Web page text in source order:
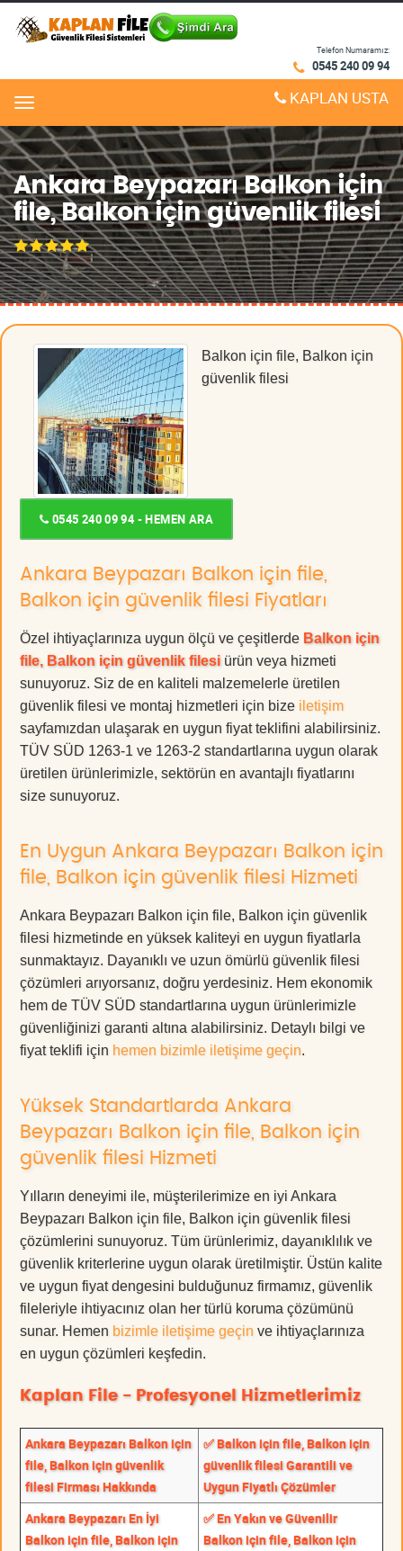
Telefon Numaramız:
0545 240 09 94
Menu KAPLAN USTA
Ankara Beypazarı Balkon için
file, Balkon için güvenlik filesi
Balkon için file, Balkon için
güvenlik filesi
0545 240 09 94 - HEMEN ARA
Ankara Beypazarı Balkon için file,
Balkon için güvenlik filesi Fiyatları
Özel ihtiyaçlarınıza uygun ölçü ve çeşitlerde Balkon için
file, Balkon için güvenlik filesi ürün veya hizmeti
sunuyoruz. Siz de en kaliteli malzemelerle üretilen
güvenlik filesi ve montaj hizmetleri için bize iletişim
sayfamızdan ulaşarak en uygun fiyat teklifini alabilirsiniz.
TÜV SÜD 1263-1 ve 1263-2 standartlarına uygun olarak
üretilen ürünlerimizle, sektörün en avantajlı fiyatlarını
size sunuyoruz.
En Uygun Ankara Beypazarı Balkon için
file, Balkon için güvenlik filesi Hizmeti
Ankara Beypazarı Balkon için file, Balkon için güvenlik
filesi hizmetinde en yüksek kaliteyi en uygun fiyatlarla
sunmaktayız. Dayanıklı ve uzun ömürlü güvenlik filesi
çözümleri arıyorsanız, doğru yerdesiniz. Hem ekonomik
hem de TÜV SÜD standartlarına uygun ürünlerimizle
güvenliğinizi garanti altına alabilirsiniz. Detaylı bilgi ve
fiyat teklifi için hemen bizimle iletişime geçin.
Yüksek Standartlarda Ankara
Beypazarı Balkon için file, Balkon için
güvenlik filesi Hizmeti
Yılların deneyimi ile, müşterilerimize en iyi Ankara
Beypazarı Balkon için file, Balkon için güvenlik filesi
çözümlerini sunuyoruz. Tüm ürünlerimiz, dayanıklılık ve
güvenlik kriterlerine uygun olarak üretilmiştir. Üstün kalite
ve uygun fiyat dengesini bulduğunuz firmamız, güvenlik
fileleriyle ihtiyacınız olan her türlü koruma çözümünü
sunar. Hemen bizimle iletişime geçin ve ihtiyaçlarınıza
en uygun çözümleri keşfedin.
Kaplan File - Profesyonel Hizmetlerimiz
Ankara Beypazarı Balkon için
file, Balkon için güvenlik
filesi Firması Hakkında
✅ Balkon için file, Balkon için
güvenlik filesi Garantili ve
Uygun Fiyatlı Çözümler
Ankara Beypazarı En İyi
Balkon için file, Balkon için
✅ En Yakın ve Güvenilir
Balkon için file, Balkon için